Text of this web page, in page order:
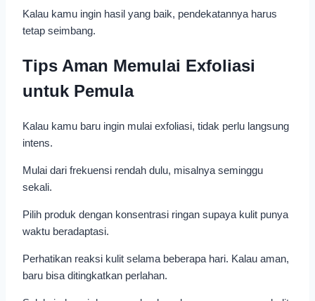
Kalau kamu ingin hasil yang baik, pendekatannya harus
tetap seimbang.
Tips Aman Memulai Exfoliasi
untuk Pemula
Kalau kamu baru ingin mulai exfoliasi, tidak perlu langsung
intens.
Mulai dari frekuensi rendah dulu, misalnya seminggu
sekali.
Pilih produk dengan konsentrasi ringan supaya kulit punya
waktu beradaptasi.
Perhatikan reaksi kulit selama beberapa hari. Kalau aman,
baru bisa ditingkatkan perlahan.